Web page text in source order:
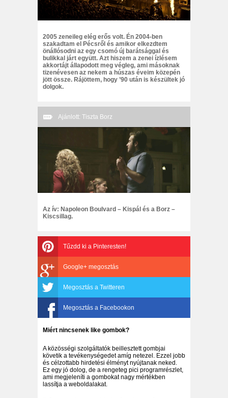
2005 zeneileg elég erős volt. Én 2004-ben
szakadtam el Pécsről és amikor elkezdtem
önállósodni az egy csomó új barátsággal és
bulikkal járt együtt. Azt hiszem a zenei ízlésem
akkortájt állapodott meg végleg, ami másoknak
tizenévesen az nekem a húszas éveim közepén
jött össze. Rájöttem, hogy ’90 után is készültek jó
dolgok.
Ajánlott: Tiszta Borz
Az ív: Napoleon Boulvard – Kispál és a Borz –
Kiscsillag.
Tűzdd ki a Pinteresten!
Google+ megosztás
Megosztás a Twitteren
Megosztás a Facebookon
Miért nincsenek like gombok?
A közösségi szolgáltatók beillesztett gombjai
követik a tevékenységedet amíg netezel. Ezzel jobb
és célzottabb hirdetési élményt nyújtanak neked.
Ez egy jó dolog, de a rengeteg pici programrészlet,
ami megjeleníti a gombokat nagy mértékben
lassítja a weboldalakat.